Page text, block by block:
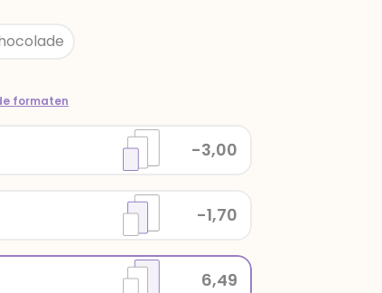
formaten
6,49
-1,70
-3,00